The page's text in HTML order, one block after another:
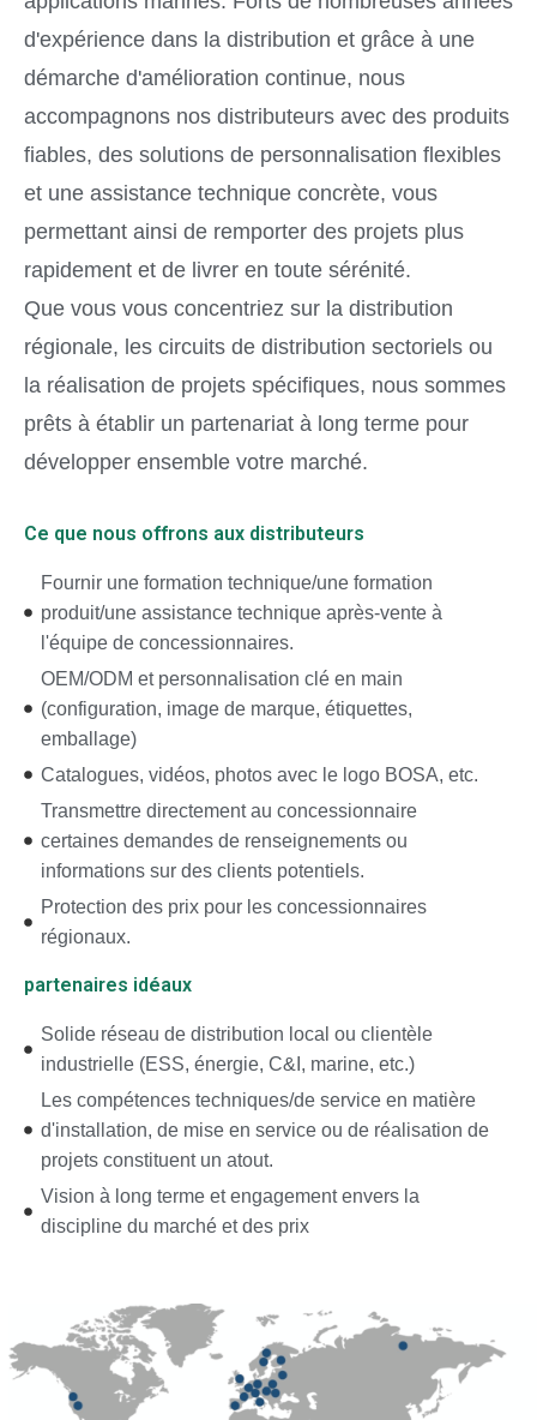
d'expérience dans la distribution et grâce à une
démarche d'amélioration continue, nous
accompagnons nos distributeurs avec des produits
fiables, des solutions de personnalisation flexibles
et une assistance technique concrète, vous
permettant ainsi de remporter des projets plus
rapidement et de livrer en toute sérénité.
Que vous vous concentriez sur la distribution
régionale, les circuits de distribution sectoriels ou
la réalisation de projets spécifiques, nous sommes
prêts à établir un partenariat à long terme pour
développer ensemble votre marché.
Ce que nous offrons aux distributeurs
Fournir une formation technique/une formation
produit/une assistance technique après-vente à
l'équipe de concessionnaires.
OEM/ODM et personnalisation clé en main
(configuration, image de marque, étiquettes,
emballage)
Catalogues, vidéos, photos avec le logo BOSA, etc.
Transmettre directement au concessionnaire
certaines demandes de renseignements ou
informations sur des clients potentiels.
Protection des prix pour les concessionnaires
régionaux.
partenaires idéaux
Solide réseau de distribution local ou clientèle
industrielle (ESS, énergie, C&I, marine, etc.)
Les compétences techniques/de service en matière
d'installation, de mise en service ou de réalisation de
projets constituent un atout.
Vision à long terme et engagement envers la
discipline du marché et des prix